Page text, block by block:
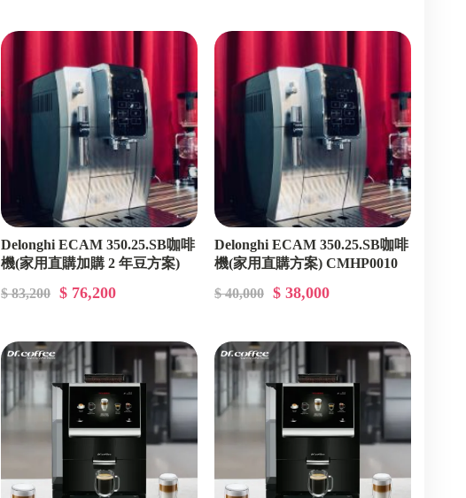
Delonghi ECAM 350.25.SB咖啡
機(家用直購加購 2 年豆方案)
$ 83,200 $ 76,200
Delonghi ECAM 350.25.SB咖啡
機(家用直購方案) CMHP0010
$ 40,000 $ 38,000